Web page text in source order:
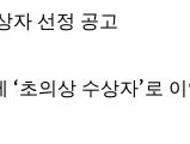
자 선정 공고
‘초의상 수상자’로